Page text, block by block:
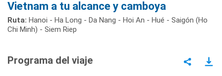
Vietnam a tu alcance y camboya
Ruta: Hanoi - Ha Long - Da Nang - Hoi An - Hué - Saigón (Ho
Chi Minh) - Siem Riep
Programa del viaje